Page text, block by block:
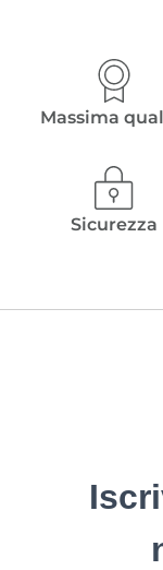
Massima
Sicurezza